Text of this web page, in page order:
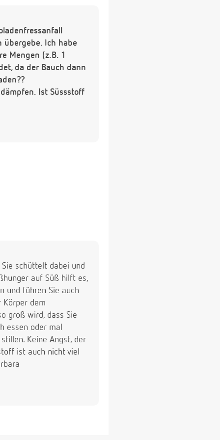
übergebe. Ich habe
Mengen (z.B. 1
da der Bauch dann
Ist Süssstoff
schüttelt dabei und
auf Süß hilft es,
und führen Sie auch
Körper dem
groß wird, dass Sie
essen oder mal
Keine Angst, der
ist auch nicht viel